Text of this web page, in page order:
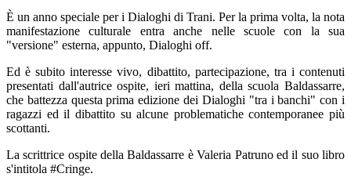
È un anno speciale per i Dialoghi di Trani. Per la prima volta, la nota
manifestazione culturale entra anche nelle scuole con la sua
"versione" esterna, appunto, Dialoghi off.
Ed è subito interesse vivo, dibattito, partecipazione, tra i contenuti
presentati dall'autrice ospite, ieri mattina, della scuola Baldassarre,
che battezza questa prima edizione dei Dialoghi "tra i banchi" con i
ragazzi ed il dibattito su alcune problematiche contemporanee più
scottanti.
La scrittrice ospite della Baldassarre è Valeria Patruno ed il suo libro
s'intitola #Cringe.